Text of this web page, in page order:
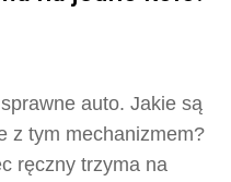
auto. Jakie są
z tym mechanizmem?
ręczny trzyma na